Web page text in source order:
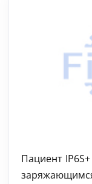
Пациент